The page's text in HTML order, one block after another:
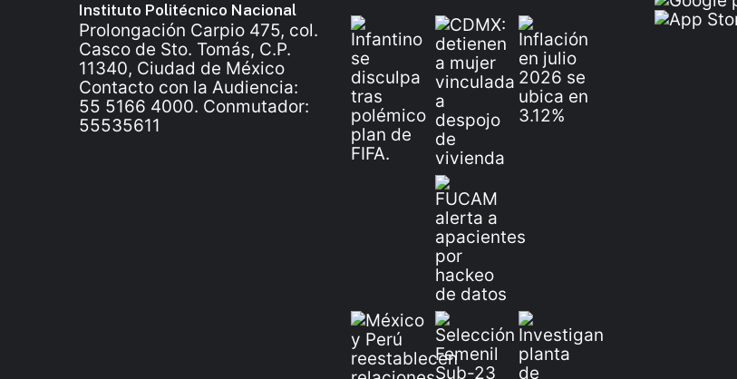
Instituto Politécnico Nacional
Prolongación Carpio 475, col.
Casco de Sto. Tomás, C.P.
11340, Ciudad de México
Contacto con la Audiencia:
55 5166 4000. Conmutador:
55535611